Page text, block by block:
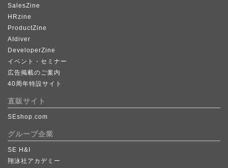
SalesZine
HRzine
ProductZine
AIdiver
DeveloperZine
イベント・セミナー
広告掲載のご案内
40周年特設サイト
直販サイト
SEshop.com
グループ企業
SE H&I
翔泳社アカデミー